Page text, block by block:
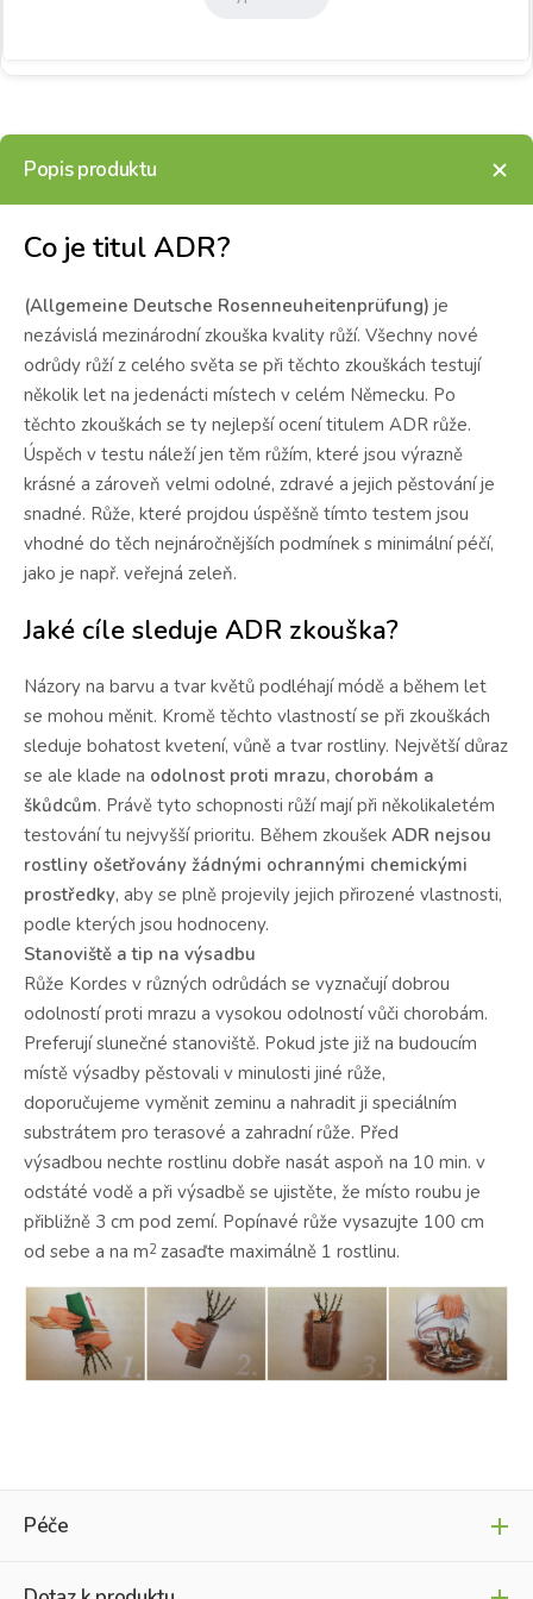
Popis produktu
Co je titul ADR?
(Allgemeine Deutsche Rosenneuheitenprüfung) je
nezávislá mezinárodní zkouška kvality růží. Všechny nové
odrůdy růží z celého světa se při těchto zkouškách testují
několik let na jedenácti místech v celém Německu. Po
těchto zkouškách se ty nejlepší ocení titulem ADR růže.
Úspěch v testu náleží jen těm růžím, které jsou výrazně
krásné a zároveň velmi odolné, zdravé a jejich pěstování je
snadné. Růže, které projdou úspěšně tímto testem jsou
vhodné do těch nejnáročnějších podmínek s minimální péčí,
jako je např. veřejná zeleň.
Jaké cíle sleduje ADR zkouška?
Názory na barvu a tvar květů podléhají módě a během let
se mohou měnit. Kromě těchto vlastností se při zkouškách
sleduje bohatost kvetení, vůně a tvar rostliny. Největší důraz
se ale klade na odolnost proti mrazu, chorobám a
škůdcům. Právě tyto schopnosti růží mají při několikaletém
testování tu nejvyšší prioritu. Během zkoušek ADR nejsou
rostliny ošetřovány žádnými ochrannými chemickými
prostředky, aby se plně projevily jejich přirozené vlastnosti,
podle kterých jsou hodnoceny.
Stanoviště a tip na výsadbu
Růže Kordes v různých odrůdách se vyznačují dobrou
odolností proti mrazu a vysokou odolností vůči chorobám.
Preferují slunečné stanoviště. Pokud jste již na budoucím
místě výsadby pěstovali v minulosti jiné růže,
doporučujeme vyměnit zeminu a nahradit ji speciálním
substrátem pro terasové a zahradní růže. Před
výsadbou nechte rostlinu dobře nasát aspoň na 10 min. v
odstáté vodě a při výsadbě se ujistěte, že místo roubu je
přibližně 3 cm pod zemí. Popínavé růže vysazujte 100 cm
od sebe a na m2 zasaďte maximálně 1 rostlinu.
Péče